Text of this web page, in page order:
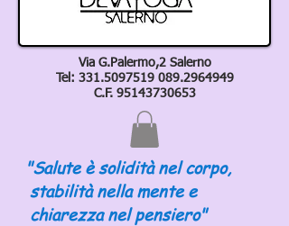
Via G.Palermo,2 Salerno
Tel: 331.5097519 089.2964949
C.F. 95143730653
"Salute è solidità nel corpo,
stabilità nella mente e
chiarezza nel pensiero"